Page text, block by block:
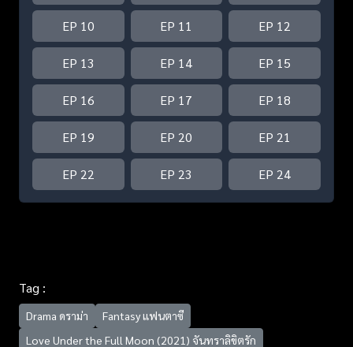
EP 10 EP 11 EP 12
EP 13 EP 14 EP 15
EP 16 EP 17 EP 18
EP 19 EP 20 EP 21
EP 22 EP 23 EP 24
Tag :
Drama ดราม่า
Fantasy แฟนตาซี
Love Under the Full Moon (2021) จันทราลิขิตรัก